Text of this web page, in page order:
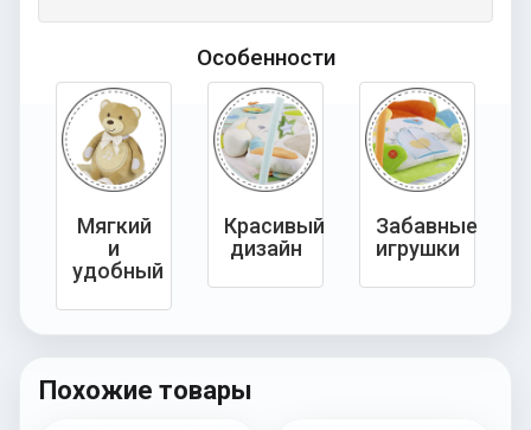
Особенности
Мягкий
и
удобный
Красивый
дизайн
Забавные
игрушки
Похожие товары